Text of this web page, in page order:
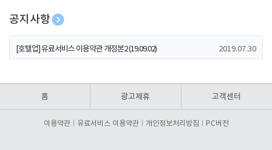
공지사항
[호텔업] 개인정보 처리방침 개정본1 (19.09.02)
[호텔업] 유료서비스 이용약관 개정본2 (19.09.02) 2019.07.30
홈 광고제휴 고객센터
이용약관 유료서비스 이용약관 개인정보처리방침 PC버전